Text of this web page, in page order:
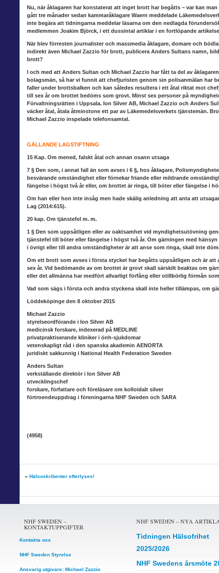
Nu, när åklagaren har konstaterat att inget brott har begåtts – var kan
gått tre månader sedan kammaråklagare Waern meddelade
inte begära att tidningarna meddelar läsarna om den nedlagda
medlemmen Joakim Björck, i ett dussintal artiklar i en fortlöpande
När blev förresten journalister och massmedia åklagare, domare och
indirekt även Michael Zazzio för brott, publicera Anders Sultans namn,
brott?
I och med att Anders Sultan och Michael Zazzio har fått ta del av
bolagsmän, så har vi funnit att chefjuristen genom sin polisanmälan har
faller under brottsbalken och kan således resultera i ett åtal riktat mot
till sex år om brottet bedöms som grovt. Minst sex personer på
Förvaltningsrätten i Uppsala. Ion Silver AB, Michael Zazzio och Anders
väcker åtal, åtala åtminstone ett par av Läkemedelsverkets tjänstemän.
Michael Zazzio inspelade telefonsamtal.
GÄLLANDE LAGSTIFTNING
15 Kap. Om mened, falskt åtal och annan osann utsaga
7 § Den som, i annat fall än som avses i 6 §, hos åklagare,
besvärande omständighet eller förnekar friande eller mildrande
fängelse i högst två år eller, om brottet är ringa, till böter eller fängelse i
Om han eller hon inte insåg men hade skälig anledning att anta att
Lag (2014:615).
20 kap. Om tjänstefel m. m.
1 § Den som uppsåtligen eller av oaktsamhet vid myndighetsutövning
tjänstefel till böter eller fängelse i högst två år. Om gärningen med
i övrigt eller till andra omständigheter är att anse som ringa, skall inte
Om ett brott som avses i första stycket har begåtts uppsåtligen och är
sex år. Vid bedömande av om brottet är grovt skall särskilt beaktas om
eller det allmänna har medfört allvarligt förfång eller otillbörlig förmån
Vad som sägs i första och andra styckena skall inte heller tillämpas, om
Löddeköpinge den 8 oktober 2015
Michael Zazzio
styrelseordförande i Ion Silver AB
medicinsk forskare, indexerad på MEDLINE
privatpraktiserande kliniker i önh-sjukdomar
vetenskapligt råd i den spanska akademin AENORTA
juridiskt sakkunnig i National Health Federation Sweden
Anders Sultan
verkställande direktör i Ion Silver AB
utvecklingschef
forskare, författare och föreläsare om kolloidalt silver
förtroendeuppdrag i föreningarna NHF Sweden och SARA
(4958)
« Hälsoskribenter efterlyses!
NHF SWEDEN –
KONTAKTUPPGIFTER
Kontakta oss
NHF Sweden Styrelse
Ansvarig utgivare: Michael Zazzio
NHF SWEDEN – NYA
Tidningen Hälsofrihet
2025/2026
NHF Swedens årsmöte